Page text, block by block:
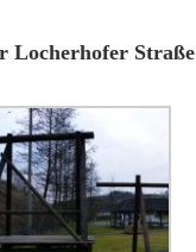
Locherhofer Straße